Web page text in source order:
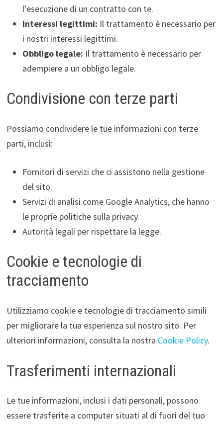
l’esecuzione di un contratto con te.
Interessi legittimi: Il trattamento è necessario per
i nostri interessi legittimi.
Obbligo legale: Il trattamento è necessario per
adempiere a un obbligo legale.
Condivisione con terze parti
Possiamo condividere le tue informazioni con terze
parti, inclusi:
Fornitori di servizi che ci assistono nella gestione
del sito.
Servizi di analisi come Google Analytics, che hanno
le proprie politiche sulla privacy.
Autorità legali per rispettare la legge.
Cookie e tecnologie di
tracciamento
Utilizziamo cookie e tecnologie di tracciamento simili
per migliorare la tua esperienza sul nostro sito. Per
ulteriori informazioni, consulta la nostra Cookie Policy.
Trasferimenti internazionali
Le tue informazioni, inclusi i dati personali, possono
essere trasferite a computer situati al di fuori del tuo